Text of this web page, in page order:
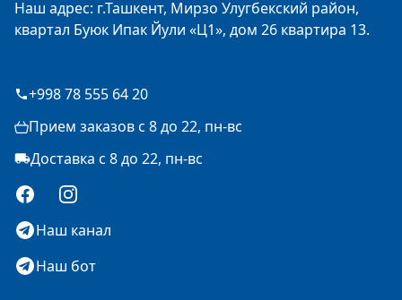
Наш адрес: г.Ташкент, Мирзо Улугбекский район,
квартал Буюк Ипак Йули «Ц1», дом 26 квартира 13.
+998 78 555 64 20
Прием заказов с 8 до 22, пн-вс
Доставка с 8 до 22, пн-вс
FacebookInstagram
Наш канал
Наш бот